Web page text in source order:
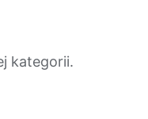
kategorii.